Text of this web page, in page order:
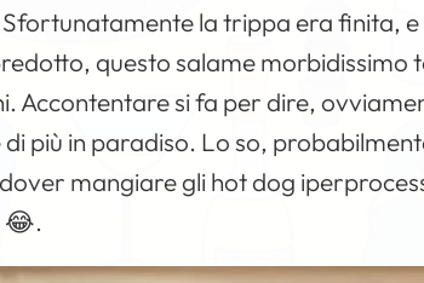
la trippa era finita,
questo salame morbidissimo
Accontentare si fa per dire,
più in paradiso. Lo so,
mangiare gli hot dog
😂.